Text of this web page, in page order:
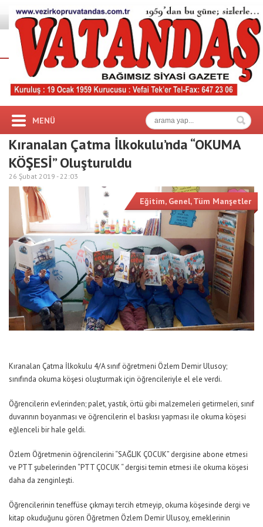
MENÜ
Kıranalan Çatma İlkokulu’nda “OKUMA
KÖŞESİ” Oluşturuldu
26 Şubat 2019 -22:03
Eğitim, Genel,Tüm Manşetler
Kıranalan Çatma İlkokulu 4/A sınıf öğretmeni Özlem Demir Ulusoy;
sınıfında okuma köşesi oluşturmak için öğrencileriyle el ele verdi.
Öğrencilerin evlerinden; palet, yastık, örtü gibi malzemeleri getirmeleri, sınıf
duvarının boyanması ve öğrencilerin el baskısı yapması ile okuma köşesi
eğlenceli bir hale geldi.
Özlem Öğretmenin öğrencilerini “SAĞLIK ÇOCUK” dergisine abone etmesi
ve PTT şubelerinden “PTT ÇOCUK “ dergisi temin etmesi ile okuma köşesi
daha da zenginleşti.
Öğrencilerinin teneffüse çıkmayı tercih etmeyip, okuma köşesinde dergi ve
kitap okuduğunu gören Öğretmen Özlem Demir Ulusoy, emeklerinin